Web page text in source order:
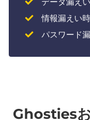
情報漏えい
パスワード
Ghosties